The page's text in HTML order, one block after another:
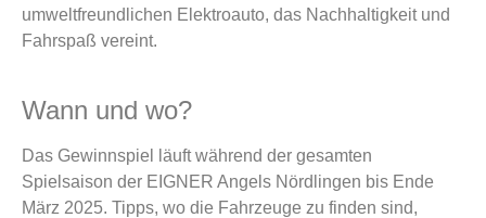
umweltfreundlichen Elektroauto, das Nachhaltigkeit und
Fahrspaß vereint.
Wann und wo?
Das Gewinnspiel läuft während der gesamten
Spielsaison der EIGNER Angels Nördlingen bis Ende
März 2025. Tipps, wo die Fahrzeuge zu finden sind,